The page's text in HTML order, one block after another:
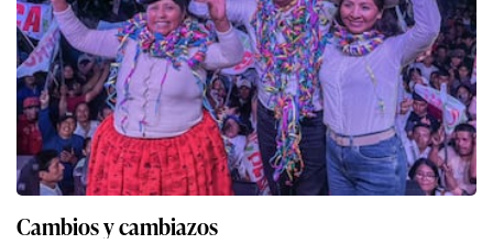
Cambios y cambiazos